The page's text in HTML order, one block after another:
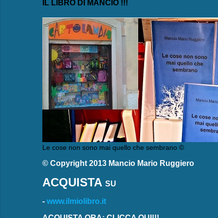
IL LIBRO DI MANCIO !!!
Le cose non sono mai quello che sembrano ©
© Copyright 2013 Mancio Mario Ruggiero
ACQUISTA SU
- www.ilmiolibro.it